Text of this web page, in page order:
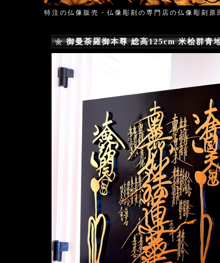
特注の仏像販売・仏像彫刻の専門店の仏像彫刻原
御曼荼羅御本尊 総高125cm 米桧群青